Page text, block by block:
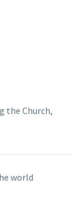
the Church,
world